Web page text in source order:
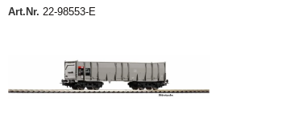
Art.Nr. 22-98553-E